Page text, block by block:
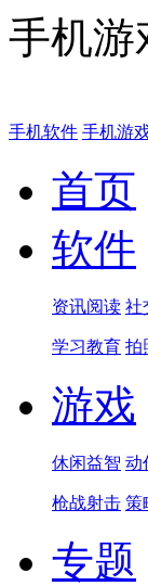
手机游
手机软件 手机游
首页
软件
资讯阅读 社
学习教育 拍
游戏
休闲益智 动
枪战射击 策
专题